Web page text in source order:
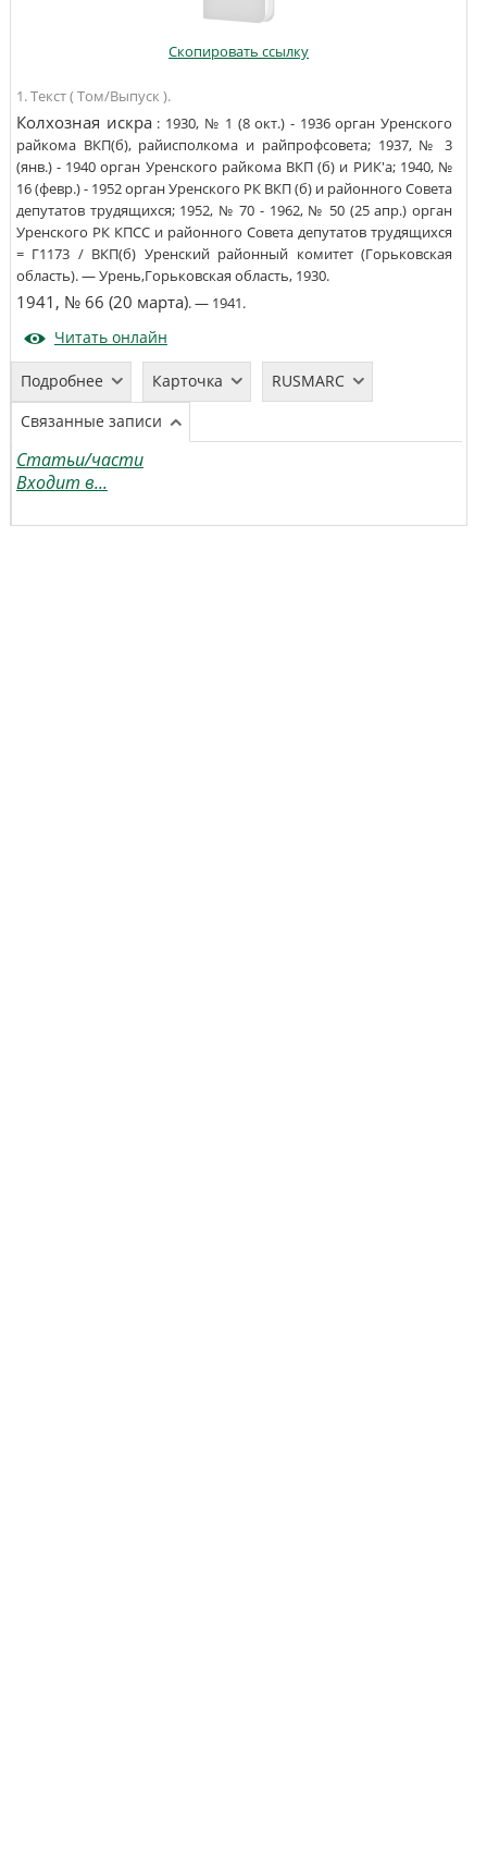
Скопировать ссылку
1. Текст ( Том/Выпуск ).
Колхозная искра : 1930, № 1 (8 окт.) - 1936 орган Уренского
райкома ВКП(б), райисполкома и райпрофсовета; 1937, № 3
(янв.) - 1940 орган Уренского райкома ВКП (б) и РИК'а; 1940, №
16 (февр.) - 1952 орган Уренского РК ВКП (б) и районного Совета
депутатов трудящихся; 1952, № 70 - 1962, № 50 (25 апр.) орган
Уренского РК КПСС и районного Совета депутатов трудящихся
= Г1173 / ВКП(б) Уренский районный комитет (Горьковская
область). —Урень,Горьковская область,1930.
1941, № 66 (20 марта). —1941.
Читать онлайн
Подробнее Карточка
RUSMARC
Связанные записи
Статьи/части
Входит в...